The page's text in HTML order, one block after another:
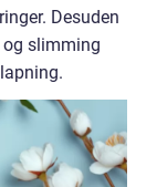
Desuden
slimming